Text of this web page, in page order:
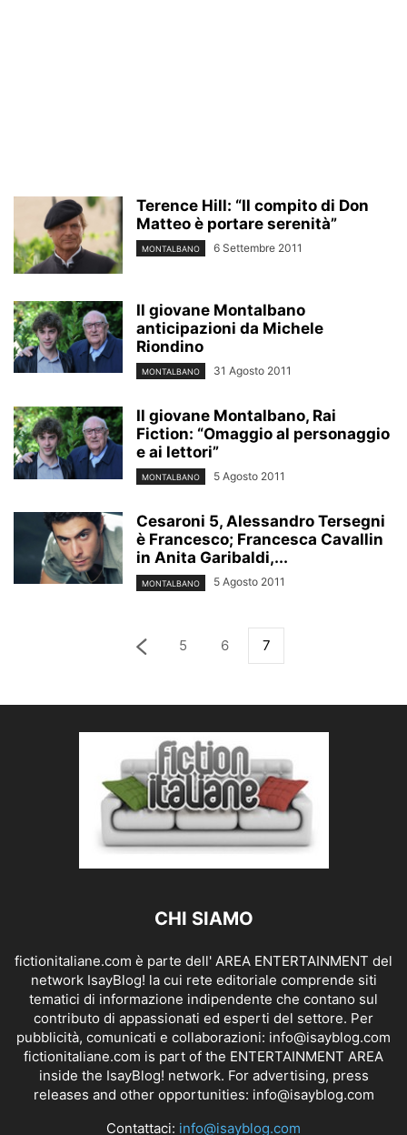
Terence Hill: “Il compito di Don
Matteo è portare serenità”
MONTALBANO 6 Settembre 2011
Il giovane Montalbano
anticipazioni da Michele
Riondino
MONTALBANO 31 Agosto 2011
Il giovane Montalbano, Rai
Fiction: “Omaggio al personaggio
e ai lettori”
MONTALBANO 5 Agosto 2011
Cesaroni 5, Alessandro Tersegni
è Francesco; Francesca Cavallin
in Anita Garibaldi,...
MONTALBANO 5 Agosto 2011
5 6 7
CHI SIAMO
fictionitaliane.com è parte dell' AREA ENTERTAINMENT del
network IsayBlog! la cui rete editoriale comprende siti
tematici di informazione indipendente che contano sul
contributo di appassionati ed esperti del settore. Per
pubblicità, comunicati e collaborazioni: info@isayblog.com
fictionitaliane.com is part of the ENTERTAINMENT AREA
inside the IsayBlog! network. For advertising, press
releases and other opportunities: info@isayblog.com
Contattaci: info@isayblog.com